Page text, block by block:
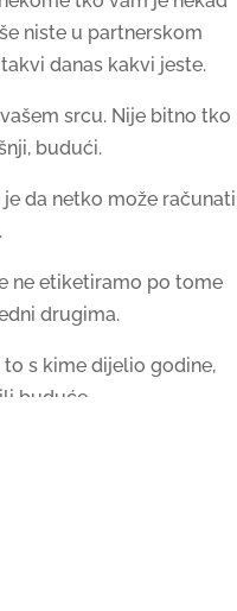
niste u partnerskom
danas kakvi jeste.
srcu. Nije bitno tko
budući.
je da netko može računati
ne etiketiramo po tome
drugima.
s kime dijelio godine,
buduće.